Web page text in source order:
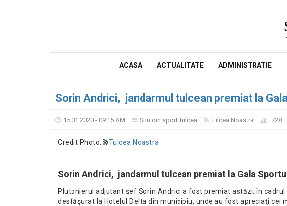
ACASA ACTUALITATE ADMINISTRATIE
Sorin Andrici, jandarmul tulcean premiat la
15.01.2020 - 09:15 AM Stiri din sport Tulcea Tulcea Noastra 728
Credit Photo: Tulcea Noastra
Sorin Andrici, jandarmul tulcean premiat la Gala
Plutonierul adjutant şef Sorin Andrici a fost premiat astăzi, în cadrul
desfăşurat la Hotelul Delta din municipiu, unde au fost apreciaţi cei